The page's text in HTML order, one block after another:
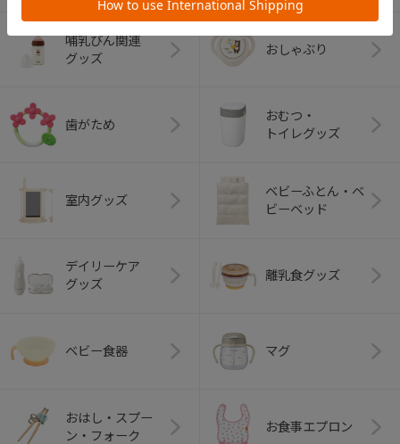
哺乳びん関連
グッズ
おしゃぶり
歯がため
おむつ・
トイレグッズ
室内グッズ
ベビーふとん・ベ
ビーベッド
デイリーケア
グッズ
離乳食グッズ
ベビー食器 マグ
おはし・スプー
ン・フォーク
お食事エプロン